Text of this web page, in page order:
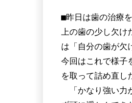
■昨日は歯の治療
上の歯の少し欠け
は「自分の歯が欠
今回はこれで様子
を取って詰め直し
「かなり強い力